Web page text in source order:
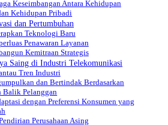
Keseimbangan Antara Kehidupan
Kehidupan Pribadi
dan Pertumbuhan
Teknologi Baru
Penawaran Layanan
Kemitraan Strategis
Saing di Industri Telekomunikasi
Tren Industri
dan Bertindak Berdasarkan
Balik Pelanggan
dengan Preferensi Konsumen yang
Perusahaan Asing